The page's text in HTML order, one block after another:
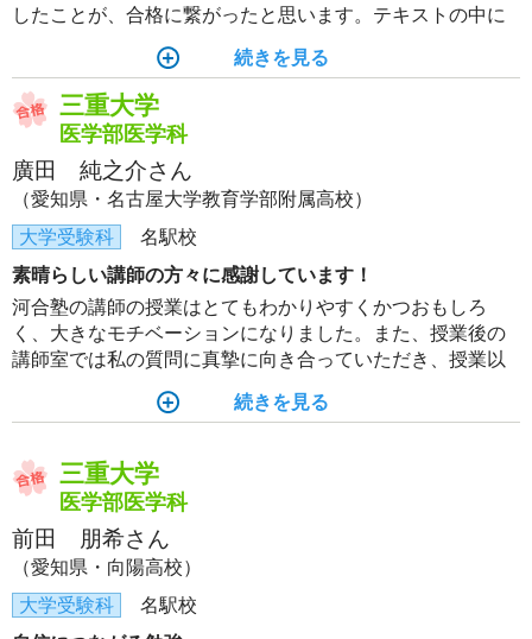
したことが、合格に繋がったと思います。テキストの中に
けるのではなく果敢にどの問題にも挑むことが重要だと思
います。
続きを見る
三重大学
医学部医学科
廣田 純之介さん
（愛知県・名古屋大学教育学部附属高校）
大学受験科
名駅校
素晴らしい講師の方々に感謝しています！
河合塾の講師の授業はとてもわかりやすくかつおもしろ
く、大きなモチベーションになりました。また、授業後の
講師室では私の質問に真摯に向き合っていただき、授業以
することができました。1年間楽しかったです！
続きを見る
三重大学
医学部医学科
前田 朋希さん
（愛知県・向陽高校）
大学受験科
名駅校